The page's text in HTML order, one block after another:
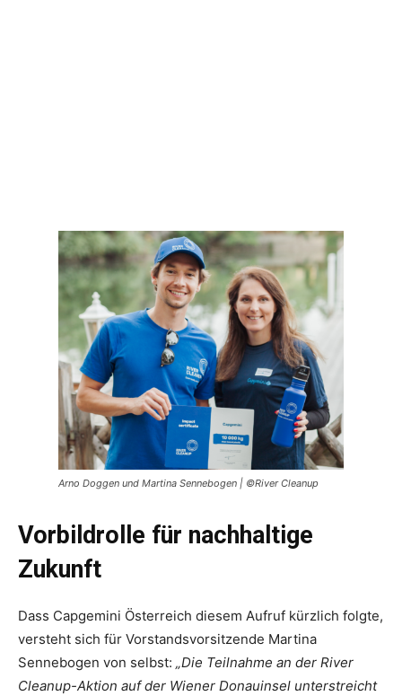
Arno Doggen und Martina Sennebogen | ©River Cleanup
Vorbildrolle für nachhaltige
Zukunft
Dass Capgemini Österreich diesem Aufruf kürzlich folgte,
versteht sich für Vorstandsvorsitzende Martina
Sennebogen von selbst: „Die Teilnahme an der River
Cleanup-Aktion auf der Wiener Donauinsel unterstreicht